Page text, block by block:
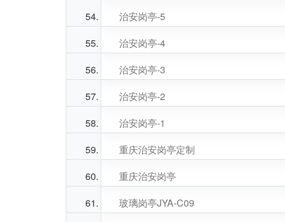
治安岗亭-5
治安岗亭-4
治安岗亭-3
治安岗亭-2
治安岗亭-1
重庆治安岗亭定制
重庆治安岗亭
玻璃岗亭JYA-C09